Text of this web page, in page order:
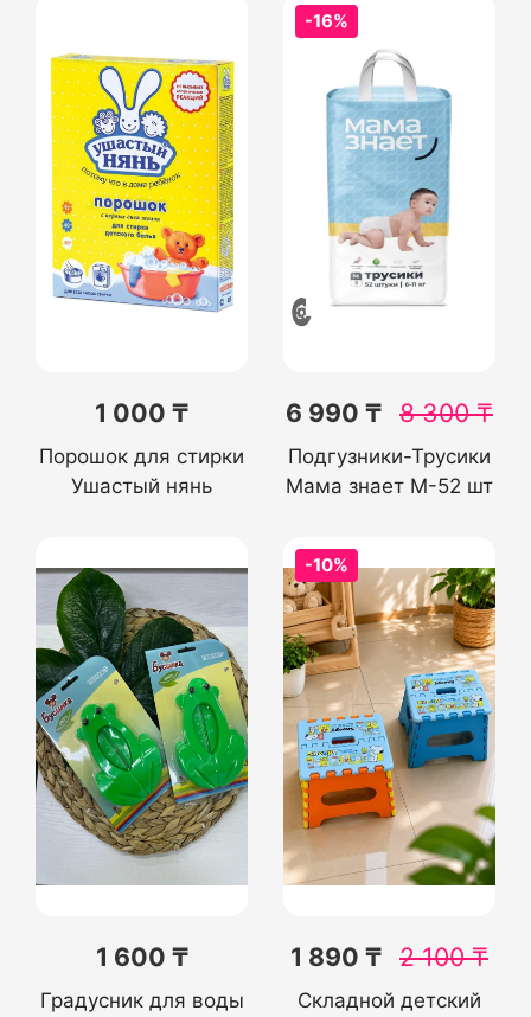
1 000 ₸
Порошок для стирки
Ушастый нянь
-16%
6 990 ₸ 8 300₸
Подгузники-Трусики
Мама знает M-52 шт
1 600 ₸
Градусник для воды
-10%
1 890 ₸ 2 100₸
Складной детский